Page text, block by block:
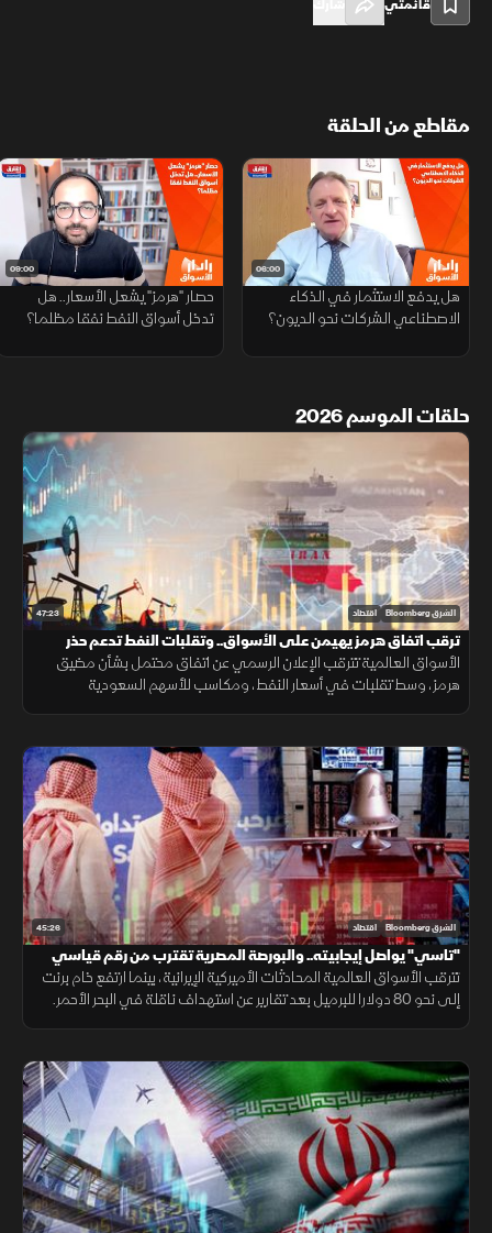
قائمتي
مقاطع من الحلقة
06:00
هل يدفع الاستثمار في الذكاء
الاصطناعي الشركات نحو الديون؟
09:00
حصار "هرمز" يشعل الأسعار.. هل
تدخل أسواق النفط نفقا مظلما؟
حلقات الموسم 2026
47:23 الشرق Bloomberg اقتصاد
ترقب اتفاق هرمز يهيمن على الأسواق.. وتقلبات النفط تدعم حذر
المستثمرين
الأسواق العالمية تترقب الإعلان الرسمي عن اتفاق محتمل بشأن مضيق
هرمز، وسط تقلبات في أسعار النفط، ومكاسب للأسهم السعودية
45:26 الشرق Bloomberg اقتصاد
"تاسي" يواصل إيجابيته.. والبورصة المصرية تقترب من رقم قياسي
جديد
تترقب الأسواق العالمية المحادثات الأميركية الإيرانية، بينما ارتفع خام برنت
إلى نحو 80 دولارا للبرميل بعد تقارير عن استهداف ناقلة في البحر الأحمر.